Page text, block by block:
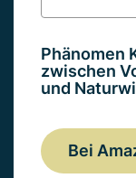
Phänomen
zwischen
und
Bei